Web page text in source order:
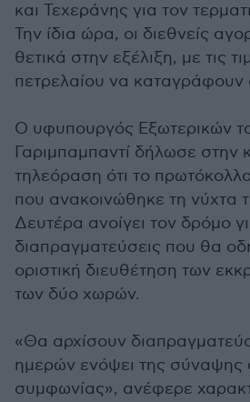
και Τεχεράνης για τον
Την ίδια ώρα, οι διεθνείς
θετικά στην εξέλιξη, με τις
πετρελαίου να καταγράφουν
Ο υφυπουργός Εξωτερικών
Γαριμπαμπαντί δήλωσε στην
τηλεόραση ότι το
που ανακοινώθηκε τη νύχτα
Δευτέρα ανοίγει τον δρόμο
διαπραγματεύσεις που θα
οριστική διευθέτηση των
των δύο χωρών.
«Θα αρχίσουν
ημερών ενόψει της σύναψης
συμφωνίας», ανέφερε